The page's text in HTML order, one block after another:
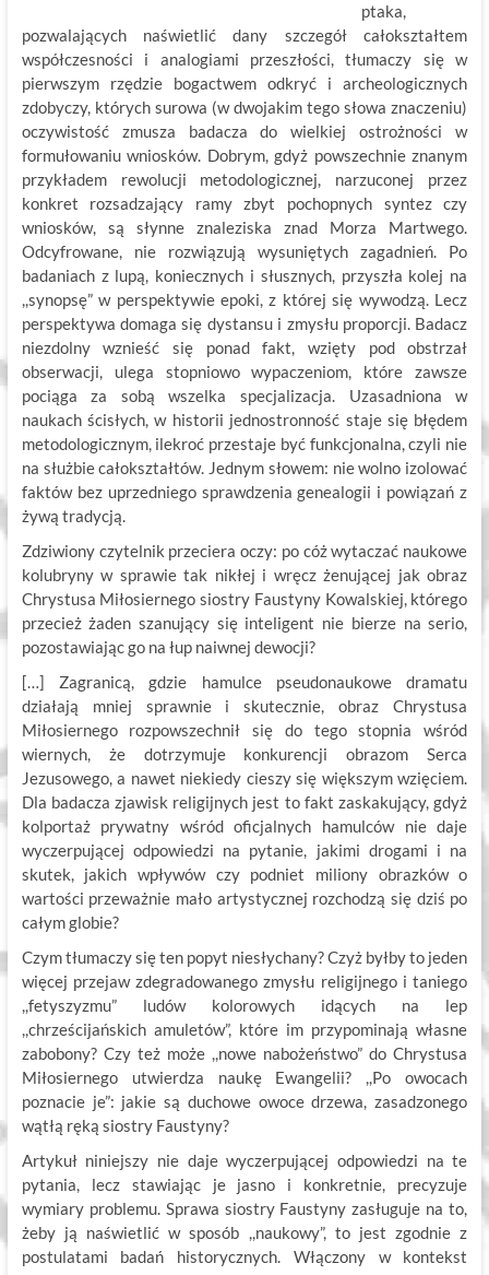
ptaka,
pozwalających naświetlić dany szczegół całokształtem
współczesności i analogiami przeszłości, tłumaczy się w
pierwszym rzędzie bogactwem odkryć i archeologicznych
zdobyczy, których surowa (w dwojakim tego słowa znaczeniu)
oczywistość zmusza badacza do wielkiej ostrożności w
formułowaniu wniosków. Dobrym, gdyż powszechnie znanym
przykładem rewolucji metodologicznej, narzuconej przez
konkret rozsadzający ramy zbyt pochopnych syntez czy
wniosków, są słynne znaleziska znad Morza Martwego.
Odcyfrowane, nie rozwiązują wysuniętych zagadnień. Po
badaniach z lupą, koniecznych i słusznych, przyszła kolej na
,,synopsę” w perspektywie epoki, z której się wywodzą. Lecz
perspektywa domaga się dystansu i zmysłu proporcji. Badacz
niezdolny wznieść się ponad fakt, wzięty pod obstrzał
obserwacji, ulega stopniowo wypaczeniom, które zawsze
pociąga za sobą wszelka specjalizacja. Uzasadniona w
naukach ścisłych, w historii jednostronność staje się błędem
metodologicznym, ilekroć przestaje być funkcjonalna, czyli nie
na służbie całokształtów. Jednym słowem: nie wolno izolować
faktów bez uprzedniego sprawdzenia genealogii i powiązań z
żywą tradycją.
Zdziwiony czytelnik przeciera oczy: po cóż wytaczać naukowe
kolubryny w sprawie tak nikłej i wręcz żenującej jak obraz
Chrystusa Miłosiernego siostry Faustyny Kowalskiej, którego
przecież żaden szanujący się inteligent nie bierze na serio,
pozostawiając go na łup naiwnej dewocji?
[…] Zagranicą, gdzie hamulce pseudonaukowe dramatu
działają mniej sprawnie i skutecznie, obraz Chrystusa
Miłosiernego rozpowszechnił się do tego stopnia wśród
wiernych, że dotrzymuje konkurencji obrazom Serca
Jezusowego, a nawet niekiedy cieszy się większym wzięciem.
Dla badacza zjawisk religijnych jest to fakt zaskakujący, gdyż
kolportaż prywatny wśród oficjalnych hamulców nie daje
wyczerpującej odpowiedzi na pytanie, jakimi drogami i na
skutek, jakich wpływów czy podniet miliony obrazków o
wartości przeważnie mało artystycznej rozchodzą się dziś po
całym globie?
Czym tłumaczy się ten popyt niesłychany? Czyż byłby to jeden
więcej przejaw zdegradowanego zmysłu religijnego i taniego
,,fetyszyzmu” ludów kolorowych idących na lep
,,chrześcijańskich amuletów”, które im przypominają własne
zabobony? Czy też może ,,nowe nabożeństwo” do Chrystusa
Miłosiernego utwierdza naukę Ewangelii? ,,Po owocach
poznacie je”: jakie są duchowe owoce drzewa, zasadzonego
wątłą ręką siostry Faustyny?
Artykuł niniejszy nie daje wyczerpującej odpowiedzi na te
pytania, lecz stawiając je jasno i konkretnie, precyzuje
wymiary problemu. Sprawa siostry Faustyny zasługuje na to,
żeby ją naświetlić w sposób ,,naukowy”, to jest zgodnie z
postulatami badań historycznych. Włączony w kontekst